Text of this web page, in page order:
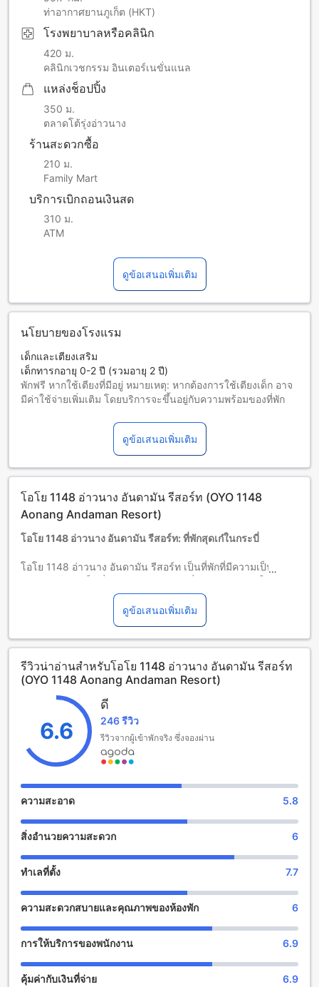
ท่าอากาศยานภูเก็ต (HKT)
โรงพยาบาลหรือคลินิก
420 ม.
คลินิกเวชกรรม อินเตอร์เนขั่นแนล
แหล่งช็อปปิ้ง
350 ม.
ตลาดโต้รุ่งอ่าวนาง
ร้านสะดวกซื้อ
210 ม.
Family Mart
บริการเบิกถอนเงินสด
310 ม.
ATM
ดูข้อเสนอเพิ่มเติม
นโยบายของโรงแรม
เด็กและเตียงเสริม
เด็กทารกอายุ 0-2 ปี (รวมอายุ 2 ปี)
พักฟรี หากใช้เตียงที่มีอยู่ หมายเหตุ: หากต้องการใช้เตียงเด็ก อาจ
มีค่าใช้จ่ายเพิ่มเติม โดยบริการจะขึ้นอยู่กับความพร้อมของที่พัก
พักฟรีหากใช้เตียงที่มีอยู่แล้ว
ผู้เข้าพักอายุ 7 ปีขึ้นไปถือเป็นผู้ใหญ่
บริการเตียงเสริมขึ้นอยู่กับประเภทห้องที่เลือก กรุณาตรวจสอบ
จำนวนผู้เข้าพักที่กำหนดในแต่ละห้องสำหรับข้อมูลเพิ่มเติม
นโยบายที่แตกต่างหรือเงื่อนไขเพิ่มเติม
ดูข้อเสนอเพิ่มเติม
โอโย 1148 อ่าวนาง อันดามัน รีสอร์ท (OYO 1148
Aonang Andaman Resort)
โอโย 1148 อ่าวนาง อันดามัน รีสอร์ท: ที่พักสุดเก๋ในกระบี่
โอโย 1148 อ่าวนาง อันดามัน รีสอร์ท เป็นที่พักที่มีความเป็น
อย่างแตกต่าง โรงแรมระดับ 2.0 ดาวนี้ตั้งอยู่ในทำเลที่ยอดเยี่ยม
ท่ามกลางธรรมชาติของอ่าวนาง และใกล้กับหาดอันดามันที่
โอโย 1148 อ่าวนาง อันดามัน รีสอร์ท มีเวลาเช็คอินตั้งแต่เวลา
14:00 น. เป็นต้นไป และเวลาเช็คเอาท์จนถึงเวลา 12:00 น.
ทำให้คุณสามารถเพลิดเพลินกับการเข้าพักที่สบายสะดวกและไม่
ต้องรีบร้อน
โรงแรมนี้ยังเป็นที่พักที่เหมาะสำหรับครอบครัวที่มีเด็กอายุตั้งแต่ 3
ถึง 6 ปี โดยเด็กสามารถพักผ่อนได้ฟรี โอโย 1148 อ่าวนาง
อันดามัน รีสอร์ท เป็นสถานที่พักที่จะทำให้ทุกคนมีความสุขและ
เพลิดเพลินไปกับการเดินทางในกระบี่
สิ่งอำนวยความสะดวกที่โอโย 1148 อ่าวนาง อันดามัน รีสอร์ท
โอโย 1148 อ่าวนาง อันดามัน รีสอร์ท มีสิ่งอำนวยความสะดวกที่
และประทับใจ ที่นี่คุณจะได้สัมผัสบรรยากาศที่เงียบสงบและสิ่ง
อำนวยความสะดวกที่ครบครัน เช่น บริการห้องพัก, บริการตัวยิ้ม,
อินเทอร์เน็ตไร้สายฟรีในทุกห้องพัก, บริการซักรีด, การเช็คอิน/
สิ่งอำนวยความสะดวกในการเดินทางที่ โอโย 1148 อ่าวนาง
การเดินทางอย่างครบครัน เริ่มต้นด้วยการมีที่จอดรถสำหรับผู้มา
เยือนที่ต้องการขับรถส่วนตัว ที่จอดรถนี้มีพื้นที่กว้างขวางและ
ดูข้อเสนอเพิ่มเติม
รีวิวน่าอ่านสำหรับโอโย 1148 อ่าวนาง อันดามัน รีสอร์ท
(OYO 1148 Aonang Andaman Resort)
6.6
ดี
246 รีวิว
รีวิวจากผู้เข้าพักจริง ซึ่งจองผ่าน
ความสะอาด 5.8
สิ่งอำนวยความสะดวก 6
ทำเลที่ตั้ง 7.7
ความสะดวกสบายและคุณภาพของห้องพัก 6
การให้บริการของพนักงาน 6.9
คุ้มค่ากับเงินที่จ่าย 6.9